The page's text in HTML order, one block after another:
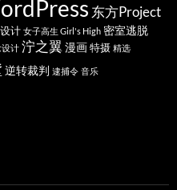
东方Project
计 女子高生 Girl's High 密室逃脱
计 泞之翼漫画 特摄 精选
逆转裁判 逮捕令 音乐